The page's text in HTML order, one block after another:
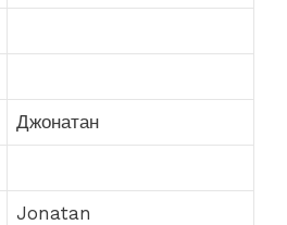
Джонатан
Jonatan